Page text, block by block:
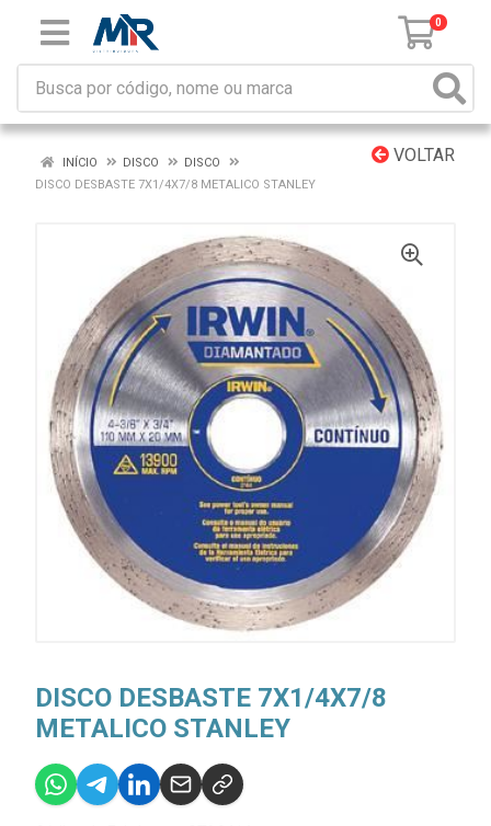
0
VOLTAR
INÍCIO DISCO
DISCO
DISCO DESBASTE 7X1/4X7/8 METALICO STANLEY
DISCO DESBASTE 7X1/4X7/8
METALICO STANLEY